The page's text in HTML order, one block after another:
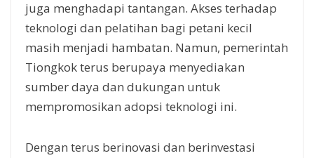
juga menghadapi tantangan. Akses terhadap
teknologi dan pelatihan bagi petani kecil
masih menjadi hambatan. Namun, pemerintah
Tiongkok terus berupaya menyediakan
sumber daya dan dukungan untuk
mempromosikan adopsi teknologi ini.
Dengan terus berinovasi dan berinvestasi